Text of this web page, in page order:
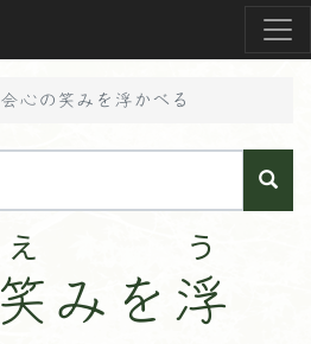
会心の笑みを浮かべる
え
笑 み を
う
浮